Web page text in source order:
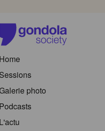
Home
Sessions
photo
Podcasts
L'actu